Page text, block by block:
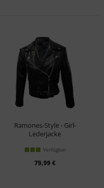
Ramones-Style - Girl-
Lederjacke
Verfügbar
79,99 €